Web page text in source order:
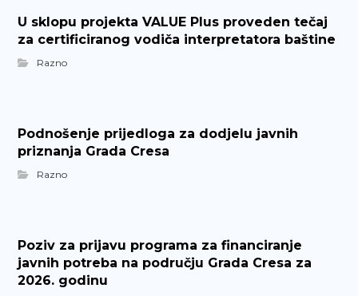
U sklopu projekta VALUE Plus proveden tečaj
za certificiranog vodiča interpretatora baštine
Razno
Podnošenje prijedloga za dodjelu javnih
priznanja Grada Cresa
Razno
Poziv za prijavu programa za financiranje
javnih potreba na području Grada Cresa za
2026. godinu